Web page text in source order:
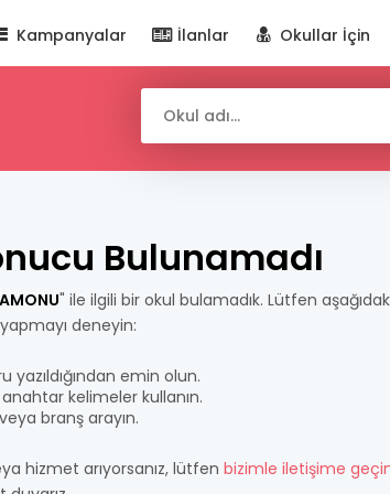
Kampanyalar İlanlar Okullar İçin
Bulunamadı
" ile ilgili bir okul bulamadık. Lütfen
deneyin:
emin olun.
kelimeler kullanın.
branş arayın.
hizmet arıyorsanız, lütfen bizimle iletişime